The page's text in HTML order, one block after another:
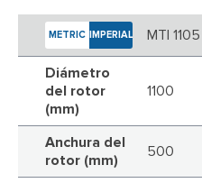
METRIC IMPERIAL MTI 1105
Diámetro
del rotor
(mm)
1100
Anchura del
rotor (mm)
500